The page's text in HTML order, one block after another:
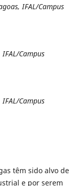
IFAL/Campus
Campus
Campus
têm sido alvo de
e por serem